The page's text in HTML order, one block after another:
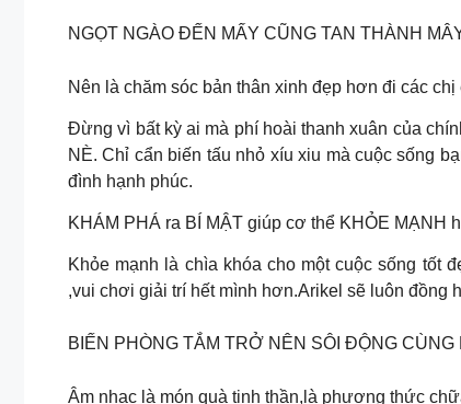
NGỌT NGÀO ĐẾN MẤY CŨNG TAN THÀNH
Nên là chăm sóc bản thân xinh đẹp hơn đi các chị
Đừng vì bất kỳ ai mà phí hoài thanh xuân của
NÈ. Chỉ cẩn biến tấu nhỏ xíu xiu mà cuộc sống
đình hạnh phúc.
KHÁM PHÁ ra BÍ MẬT giúp cơ thể KHỎE MẠNH
Khỏe mạnh là chìa khóa cho một cuộc sống tốt
,vui chơi giải trí hết mình hơn.Arikel sẽ luôn đồng
BIẾN PHÒNG TẮM TRỞ NÊN SÔI ĐỘNG
Âm nhạc là món quà tinh thần,là phương thức